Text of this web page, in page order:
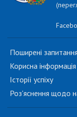
Поширені
Корисна
Історії успіху
Роз'яснення щодо